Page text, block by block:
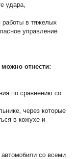
удара,
в тяжелых
управление
отнести:
по сравнению со
через которые
в кожухе и
автомобили со всеми